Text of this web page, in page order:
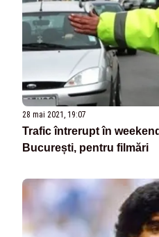
28 mai 2021, 19:07
Trafic întrerupt în
București, pentru filmări